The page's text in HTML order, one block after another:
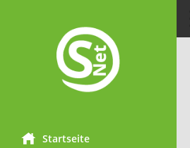
Startseite